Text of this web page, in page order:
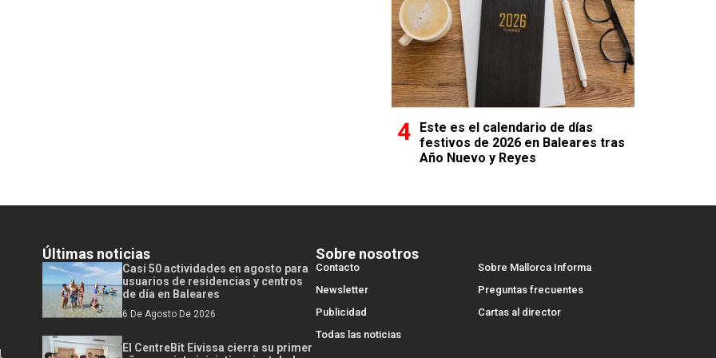
Este es el calendario de días
festivos de 2026 en Baleares tras
Año Nuevo y Reyes
Últimas noticias
Casi 50 actividades en agosto para
usuarios de residencias y centros
de día en Baleares
6 De Agosto De 2026
El CentreBit Eivissa cierra su primer
Sobre nosotros
Contacto
Sobre Mallorca Informa
Newsletter
Preguntas frecuentes
Publicidad
Cartas al director
Todas las noticias